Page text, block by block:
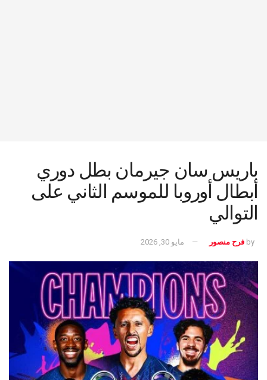
باريس سان جيرمان بطل دوري
أبطال أوروبا للموسم الثاني على
التوالي
by فرح منصور مايو 30, 2026